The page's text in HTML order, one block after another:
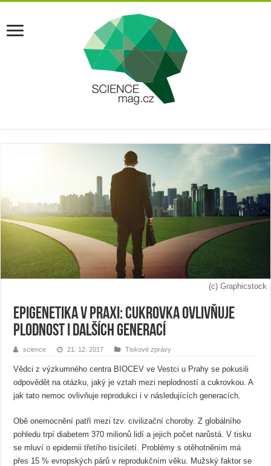
(c) Graphicstock
Epigenetika v praxi: Cukrovka ovlivňuje
plodnost i dalších generací
science 21. 12. 2017 Tiskové zprávy
Vědci z výzkumného centra BIOCEV ve Vestci u Prahy se pokusili
odpovědět na otázku, jaký je vztah mezi neplodností a cukrovkou. A
jak tato nemoc ovlivňuje reprodukci i v následujících generacích.
Obě onemocnění patří mezi tzv. civilizační choroby. Z globálního
pohledu trpí diabetem 370 milionů lidí a jejich počet narůstá. V tisku
se mluví o epidemii třetího tisíciletí. Problémy s otěhotněním má
přes 15 % evropských párů v reprodukčním věku. Mužský faktor se